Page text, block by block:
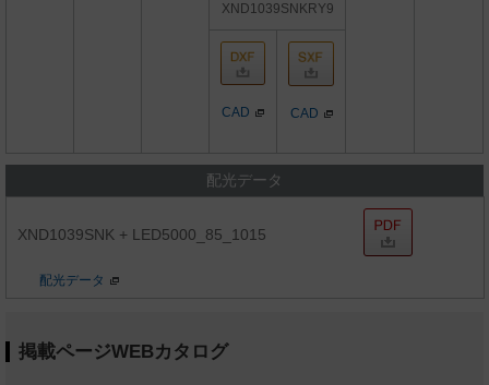
XND1039SNKRY9
CAD CAD
配光データ
XND1039SNK + LED5000_85_1015
配光データ
掲載ページWEBカタログ